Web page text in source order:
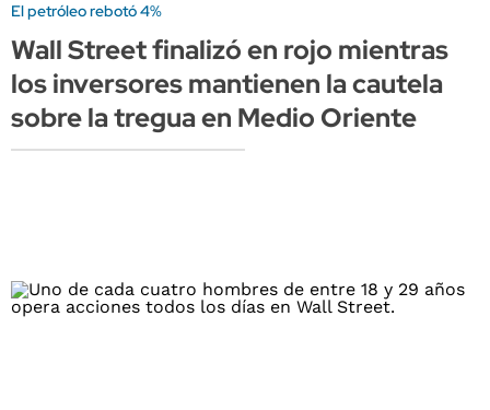
El petróleo rebotó 4%
Wall Street finalizó en rojo mientras
los inversores mantienen la cautela
sobre la tregua en Medio Oriente